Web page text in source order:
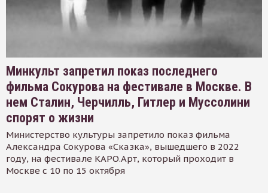
Минкульт запретил показ последнего
фильма Сокурова на фестивале в Москве. В
нем Сталин, Черчилль, Гитлер и Муссолини
спорят о жизни
Министерство культуры запретило показ фильма
Александра Сокурова «Сказка», вышедшего в 2022
году, на фестивале КАРО.Арт, который проходит в
Москве с 10 по 15 октября